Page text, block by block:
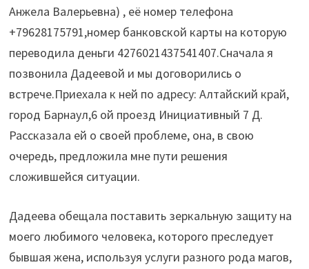
Анжела Валерьевна) , её номер телефона
+79628175791,номер банковской карты на которую
переводила деньги 4276021437541407.Сначала я
позвонила Дадеевой и мы договорились о
встрече.Приехала к ней по адресу: Алтайский край,
город Барнаул,6 ой проезд Инициативный 7 Д.
Рассказала ей о своей проблемe, она, в свою
очередь, предложила мне пути решения
сложившейся ситуации.
Дадеева обещала поставить зеркальную защиту на
моего любимого человека, которого преследует
бывшая жена, используя услуги разного рода магов,